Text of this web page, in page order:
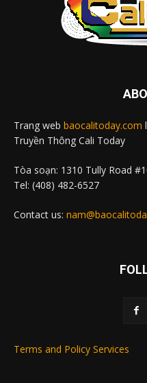
Trang web baocalitoday.com
Truyền Thông Cali Today
Tòa soạn: 1310 Tully Road
Tel: (408) 482-6527
Contact us:
Terms and Policy Services